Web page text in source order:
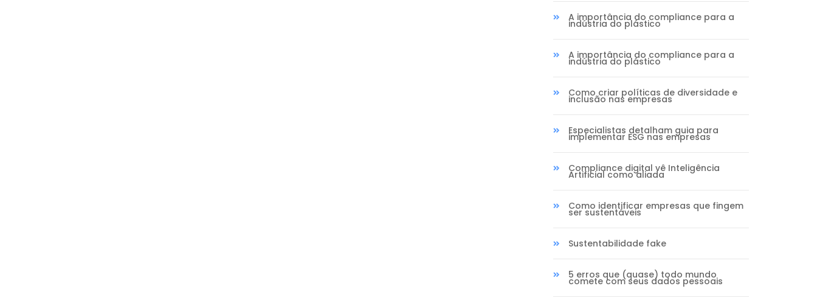
A importância do compliance para a
indústria do plástico
A importância do compliance para a
indústria do plástico
Como criar políticas de diversidade e
inclusão nas empresas
Especialistas detalham guia para
implementar ESG nas empresas
Compliance digital vê Inteligência
Artificial como aliada
Como identificar empresas que fingem
ser sustentáveis
Sustentabilidade fake
5 erros que (quase) todo mundo
comete com seus dados pessoais